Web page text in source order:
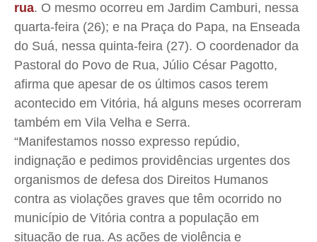
rua. O mesmo ocorreu em Jardim Camburi, nessa
quarta-feira (26); e na Praça do Papa, na Enseada
do Suá, nessa quinta-feira (27). O coordenador da
Pastoral do Povo de Rua, Júlio César Pagotto,
afirma que apesar de os últimos casos terem
acontecido em Vitória, há alguns meses ocorreram
também em Vila Velha e Serra.
“Manifestamos nosso expresso repúdio,
indignação e pedimos providências urgentes dos
organismos de defesa dos Direitos Humanos
contra as violações graves que têm ocorrido no
município de Vitória contra a população em
situação de rua. As ações de violência e